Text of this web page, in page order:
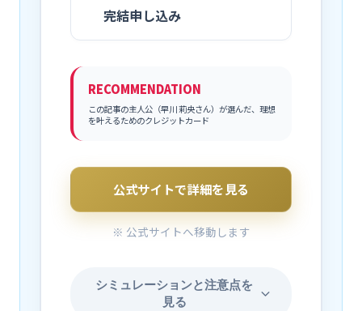
完結申し込み
RECOMMENDATION
この記事の主人公（早川 莉央さん）が選んだ、理想
を叶えるためのクレジットカード
公式サイトで詳細を見る
※ 公式サイトへ移動します
シミュレーションと注意点を
見る